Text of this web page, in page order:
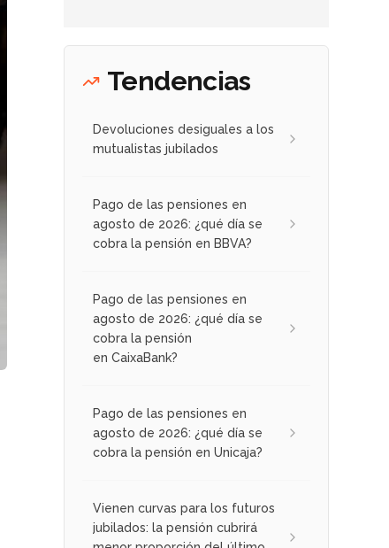
Tendencias
Devoluciones desiguales a los
mutualistas jubilados
Pago de las pensiones en
agosto de 2026: ¿qué día se
cobra la pensión en BBVA?
Pago de las pensiones en
agosto de 2026: ¿qué día se
cobra la pensión
en CaixaBank?
Pago de las pensiones en
agosto de 2026: ¿qué día se
cobra la pensión en Unicaja?
Vienen curvas para los futuros
jubilados: la pensión cubrirá